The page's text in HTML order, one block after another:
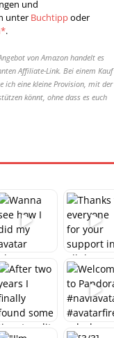
und
unter Buchtippoder
.
von Amazon handelt es
Affiliate-Link. Bei einem Kauf
ich eine kleine Provision, mit der
könnt, ohne dass es euch